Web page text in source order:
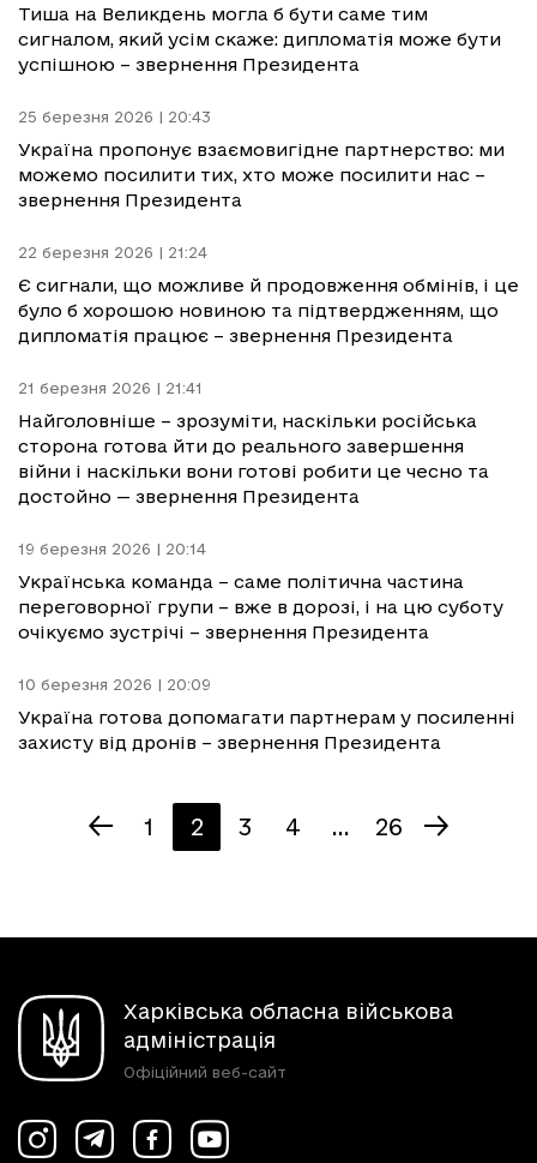
Тиша на Великдень могла б бути саме тим
сигналом, який усім скаже: дипломатія може бути
успішною – звернення Президента
25 березня 2026 | 20:43
Україна пропонує взаємовигідне партнерство: ми
можемо посилити тих, хто може посилити нас –
звернення Президента
22 березня 2026 | 21:24
Є сигнали, що можливе й продовження обмінів, і це
було б хорошою новиною та підтвердженням, що
дипломатія працює – звернення Президента
21 березня 2026 | 21:41
Найголовніше – зрозуміти, наскільки російська
сторона готова йти до реального завершення
війни і наскільки вони готові робити це чесно та
достойно — звернення Президента
19 березня 2026 | 20:14
Українська команда – саме політична частина
переговорної групи – вже в дорозі, і на цю суботу
очікуємо зустрічі – звернення Президента
10 березня 2026 | 20:09
Україна готова допомагати партнерам у посиленні
захисту від дронів – звернення Президента
1 2 3 4 ... 26
Харківська обласна військова
адміністрація
Офіційний веб-сайт